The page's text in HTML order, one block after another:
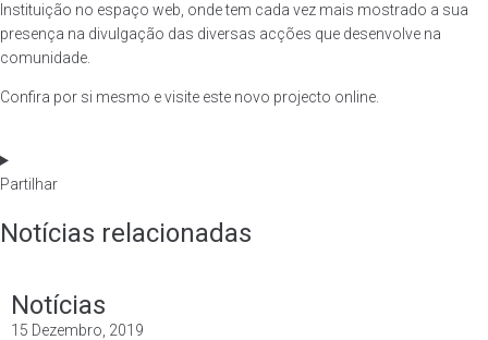
Instituição no espaço web, onde tem cada vez mais mostrado a sua
presença na divulgação das diversas acções que desenvolve na
comunidade.
Confira por si mesmo e visite este novo projecto online.
Partilhar
Notícias relacionadas
Notícias
15 Dezembro, 2019